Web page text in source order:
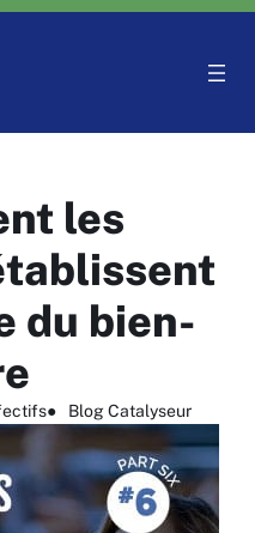
les
du bien-
● Blog Catalyseur